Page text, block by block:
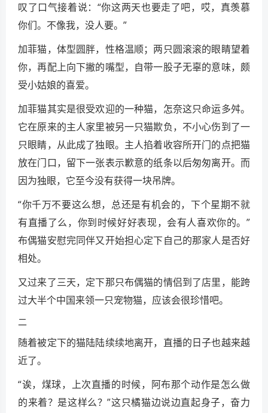
叹了口气接着说：“你这两天也要走了吧，哎，真羡慕
你们。不像我，没人要。”
加菲猫，体型圆胖，性格温顺；两只圆滚滚的眼睛望着
你，再配上向下撇的嘴型，自带一股子无辜的意味，颇
受小姑娘的喜爱。
加菲猫其实是很受欢迎的一种猫，怎奈这只命运多舛。
它在原来的主人家里被另一只猫欺负，不小心伤到了一
只眼睛，从此成了独眼。主人掐着收容所开门的点把猫
放在门口，留下一张表示歉意的纸条以后匆匆离开。而
因为独眼，它至今没有获得一块吊牌。
“你千万不要这么想，总还是有机会的，下个星期不就
有直播了么，你到时候好好表现，会有人喜欢你的。”
布偶猫安慰完同伴又开始担心定下自己的那家人是否好
相处。
又过来了三天，定下那只布偶猫的情侣到了店里，能跨
过大半个中国来领一只宠物猫，应该会很珍惜吧。
二
随着被定下的猫陆陆续续地离开，直播的日子也越来越
近了。
“诶，煤球，上次直播的时候，阿布那个动作是怎么做
的来着？是这样么？”这只橘猫边说边直起身子，奋力